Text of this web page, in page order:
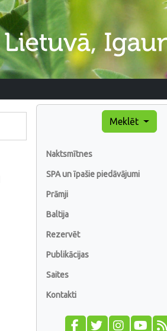
Meklēt
Naktsmītnes
SPA un īpašie piedāvājumi
Prāmji
Baltija
Rezervēt
Publikācijas
Saites
Kontakti